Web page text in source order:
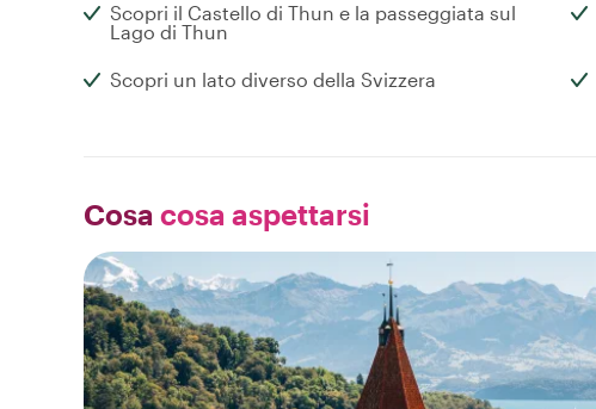
Scopri il Castello di Thun e la passeggiata sul
Lago di Thun
Scopri un lato diverso della Svizzera
Cosa cosa aspettarsi